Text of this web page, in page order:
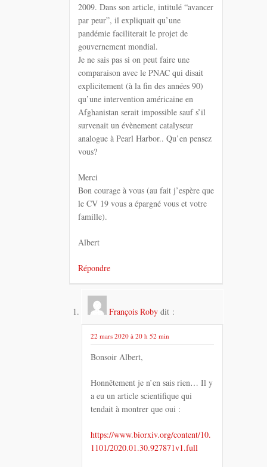
2009. Dans son article, intitulé “avancer
par peur”, il expliquait qu’une
pandémie faciliterait le projet de
gouvernement mondial.
Je ne sais pas si on peut faire une
comparaison avec le PNAC qui disait
explicitement (à la fin des années 90)
qu’une intervention américaine en
Afghanistan serait impossible sauf s’il
survenait un évènement catalyseur
analogue à Pearl Harbor.. Qu’en pensez
vous?
Merci
Bon courage à vous (au fait j’espère que
le CV 19 vous a épargné vous et votre
famille).
Albert
Répondre
François Roby dit :
22 mars 2020 à 20 h 52 min
Bonsoir Albert,
Honnêtement je n’en sais rien… Il y
a eu un article scientifique qui
tendait à montrer que oui :
https://www.biorxiv.org/content/10.
1101/2020.01.30.927871v1.full